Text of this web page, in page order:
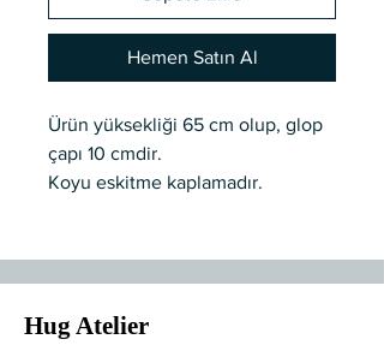
Hemen Satın Al
Ürün yüksekliği 65 cm olup, glop
çapı 10 cmdir.
Koyu eskitme kaplamadır.
Hug Atelier